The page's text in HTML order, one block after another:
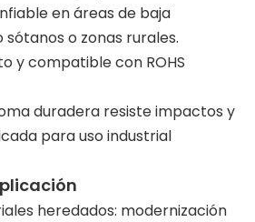
en áreas de baja
o zonas rurales.
y compatible con ROHS
duradera resiste impactos y
para uso industrial
heredados: modernización